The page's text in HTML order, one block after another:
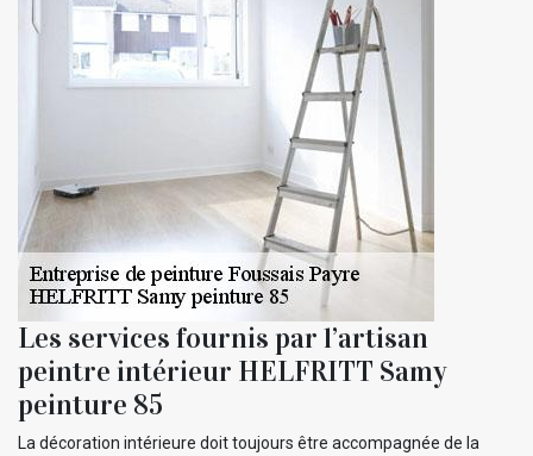
Les services fournis par l’artisan
peintre intérieur HELFRITT Samy
peinture 85
La décoration intérieure doit toujours être accompagnée de la